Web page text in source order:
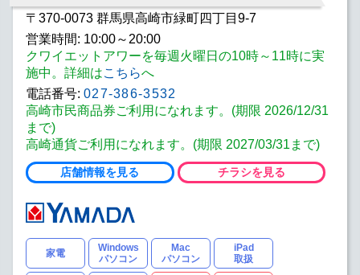
〒370-0073 群馬県高崎市緑町四丁目9-7
営業時間: 10:00～20:00
クワイエットアワーを毎週火曜日の10時～11時に実
施中。詳細はこちらへ
電話番号: 027-386-3532
高崎市民商品券ご利用になれます。(期限 2026/12/31
まで)
高崎通貨ご利用になれます。(期限 2027/03/31まで)
店舗情報を見る チラシを見る
家電
Windows
パソコン
Mac
パソコン
iPad
取扱